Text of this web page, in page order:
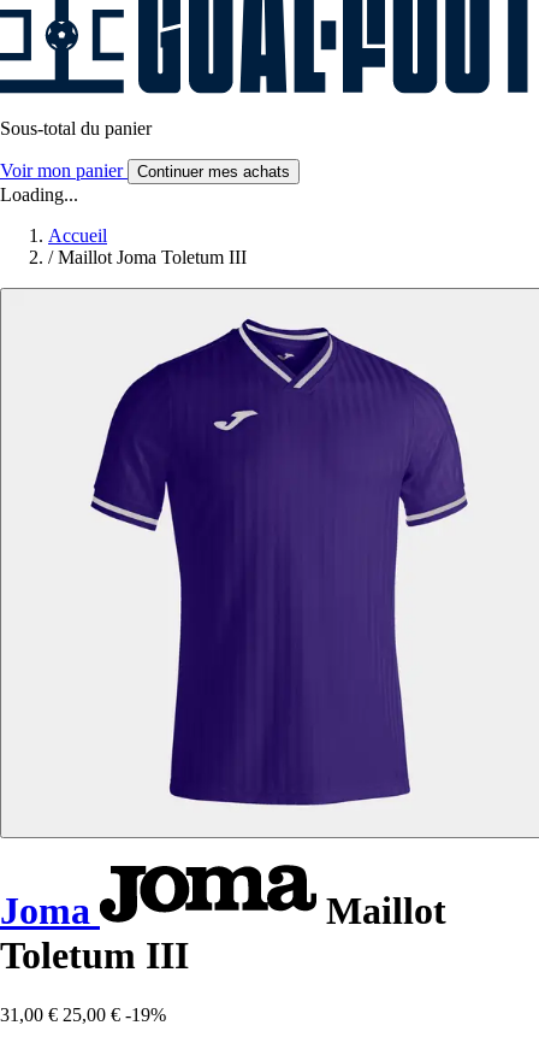
Sous-total du panier
Voir mon panier Continuer mes achats
Loading...
Accueil
/ Maillot Joma Toletum III
Joma
Maillot
Toletum III
31,00 € 25,00 € -19%